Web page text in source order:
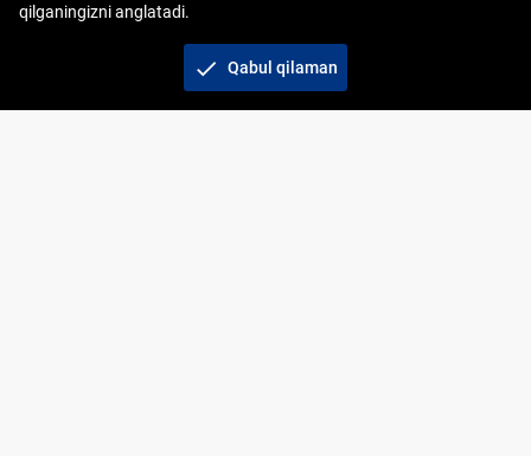
Copyright © 2017-2026. "Elektron onlayn-auksionlarni
tashkil etish" AJ. Barcha huquqlar himoyalangan
qilganingizni anglatadi.
check Qabul qilaman